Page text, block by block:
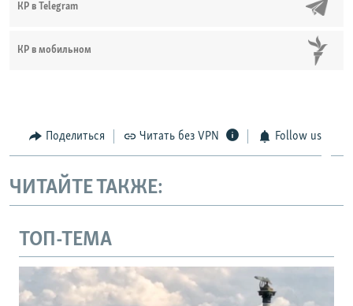
КР в Telegram
КР в мобильном
Поделиться Читать без VPN Follow us
ЧИТАЙТЕ ТАКЖЕ:
ТОП-ТЕМА